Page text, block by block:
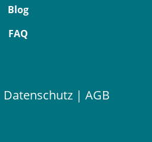
Blog
FAQ
Datenschutz| AGB